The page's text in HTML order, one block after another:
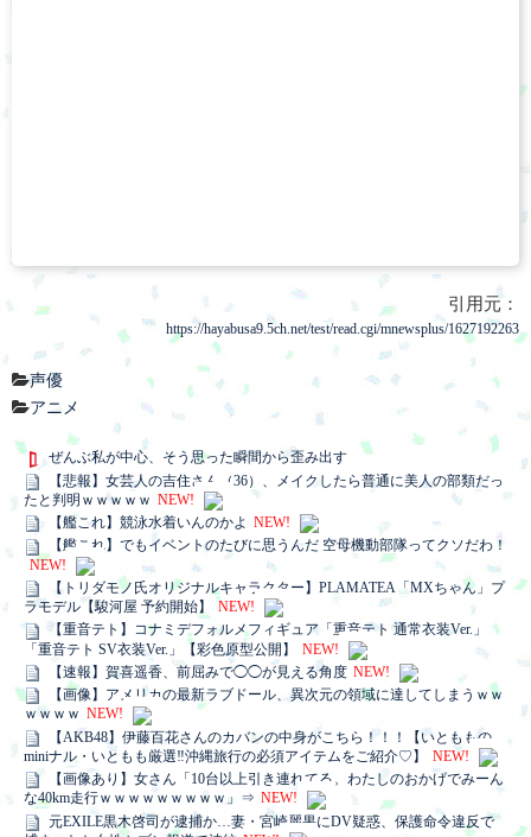
引用元：
https://hayabusa9.5ch.net/test/read.cgi/mnewsplus/1627192263
声優
アニメ
ぜんぶ私が中心、そう思った瞬間から歪み出す
【悲報】女芸人の吉住さん（36）、メイクしたら普通に美人の部類だっ
たと判明ｗｗｗｗｗ NEW!
【艦これ】競泳水着いんのかよ NEW!
【艦これ】でもイベントのたびに思うんだ 空母機動部隊ってクソだわ！
NEW!
【トリダモノ氏オリジナルキャラクター】PLAMATEA「MXちゃん」プ
ラモデル【駿河屋 予約開始】
NEW!
【重音テト】コナミデフォルメフィギュア「重音テト 通常衣装Ver.」
「重音テト SV衣装Ver.」【彩色原型公開】
NEW!
【速報】賀喜遥香、前屈みで◯◯が見える角度 NEW!
【画像】アメリカの最新ラブドール、異次元の領域に達してしまうｗｗ
ｗｗｗｗ NEW!
【AKB48】伊藤百花さんのカバンの中身がこちら！！！【いとももの
miniナル・いともも厳選‼︎沖縄旅行の必須アイテムをご紹介♡】
NEW!
【画像あり】女さん「10台以上引き連れてる。わたしのおかげでみーん
な40km走行ｗｗｗｗｗｗｗｗｗ」⇒ NEW!
元EXILE黒木啓司が逮捕か…妻・宮崎麗果にDV疑惑、保護命令違反で